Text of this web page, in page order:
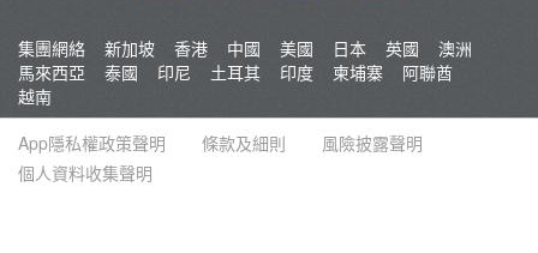
集團網絡 新加坡 香港 中國 美國 日本 英國
澳洲
馬來西亞
泰國 印尼 土耳其 印度 柬埔寨
阿聯酋
越南
App隱私權政策聲明
條款及細則
風險披露聲明
個人資料收集聲明